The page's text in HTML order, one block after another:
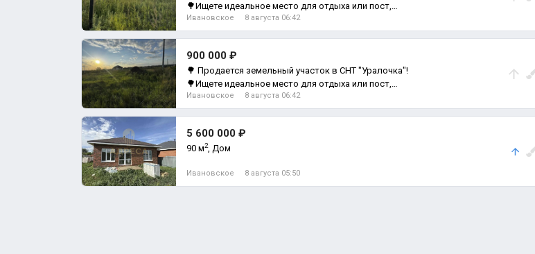
🌳Ищете идеальное место для отдыха или пост,
Земельный участок
Ивановское 8 августа 06:42
900 000 ₽
🌳 Продается земельный участок в СНТ "Уралочка"!
🌳Ищете идеальное место для отдыха или пост,
Земельный участок
Ивановское 8 августа 06:42
5 600 000 ₽
90 м2, Дом
Ивановское 8 августа 05:50